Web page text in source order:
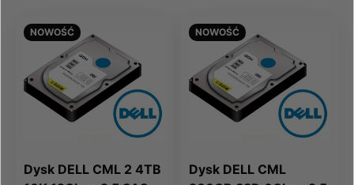
Dysk DELL CML 2 4TB
NOWOŚĆ
Dysk DELL CML
NOWOŚĆ